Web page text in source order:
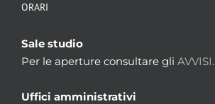
ORARI
Sale studio
Per le aperture consultare gli AVVISI.
Uffici amministrativi